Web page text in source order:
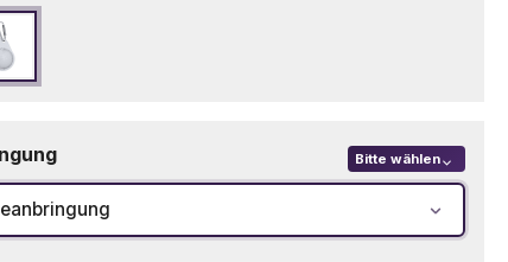
Weiß
Bitte wählen